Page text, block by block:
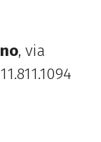
, via